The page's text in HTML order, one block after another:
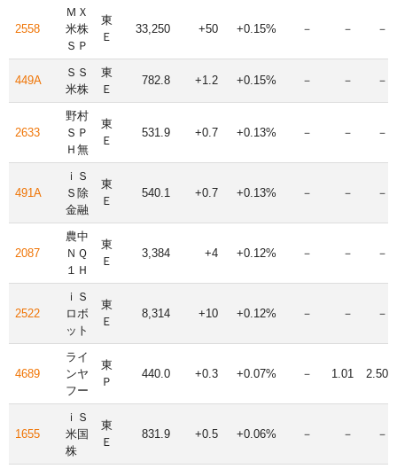
2558
ＭＸ
米株
ＳＰ
東
Ｅ
33,250 +50 +0.15% － － －
449A
ＳＳ
米株
東
Ｅ
782.8 +1.2 +0.15% － － －
2633
野村
ＳＰ
Ｈ無
東
Ｅ
531.9 +0.7 +0.13% － － －
491A
ｉＳ
Ｓ除
金融
東
Ｅ
540.1 +0.7 +0.13% － － －
2087
農中
ＮＱ
１Ｈ
東
Ｅ
3,384 +4 +0.12% － － －
2522
ｉＳ
ロボ
ット
東
Ｅ
8,314 +10 +0.12% － － －
4689
ライ
ンヤ
フー
東
Ｐ
440.0 +0.3 +0.07% － 1.01 2.50
1655
ｉＳ
米国
株
東
Ｅ
831.9 +0.5 +0.06% － － －